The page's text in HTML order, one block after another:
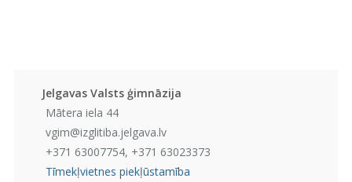
Jelgavas Valsts ģimnāzija
Mātera iela 44
vgim@izglitiba.jelgava.lv
+371 63007754, +371 63023373
Tīmekļvietnes piekļūstamība